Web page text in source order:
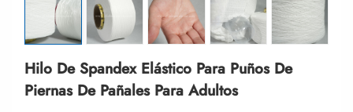
Hilo De Spandex Elástico Para Puños De
Piernas De Pañales Para Adultos